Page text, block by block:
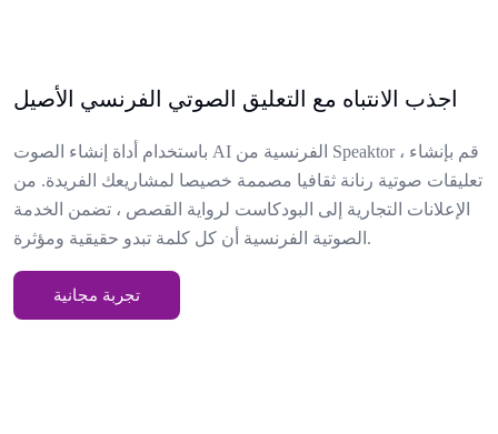
اجذب الانتباه مع التعليق الصوتي الفرنسي الأصيل
باستخدام أداة إنشاء الصوت AI الفرنسية من Speaktor ، قم بإنشاء
تعليقات صوتية رنانة ثقافيا مصممة خصيصا لمشاريعك الفريدة. من
الإعلانات التجارية إلى البودكاست لرواية القصص ، تضمن الخدمة
الصوتية الفرنسية أن كل كلمة تبدو حقيقية ومؤثرة.
تجربة مجانية